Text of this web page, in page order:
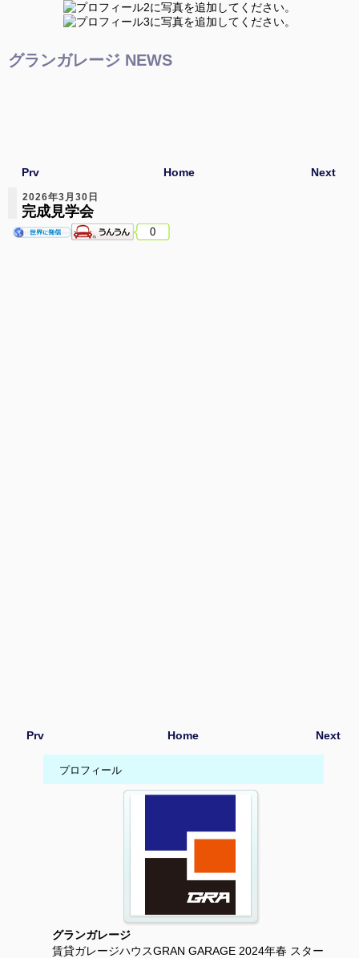
グランガレージ NEWS
Next
Prv Home
2026年3月30日
完成見学会
0
Prv Next
Home
プロフィール
グランガレージ
賃貸ガレージハウスGRAN GARAGE 2024年春 スター